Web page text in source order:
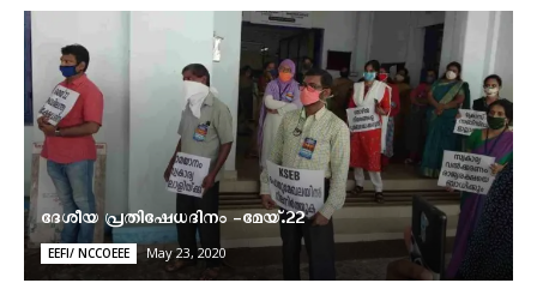
ദേശീയ പ്രതിഷേധദിനം -മേയ്.22
EEFI/ NCCOEEE May 23, 2020